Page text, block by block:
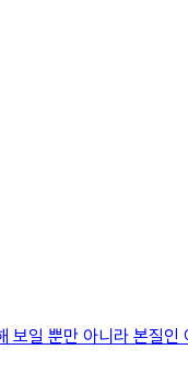
일 뿐만 아니라 본질